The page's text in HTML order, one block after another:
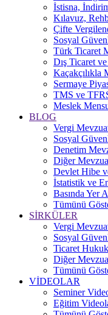
İstisna,
Kılavuz,
Çifte
Sosyal
Türk Ticaret
Dış Ticaret
Kaçakçılıkla
Sermaye
TMS ve
Meslek
BLOG
Vergi
Sosyal
Denetim
Diğer
Devlet Hibe
İstatistik ve
Basında Yer
Tümünü
SİRKÜLER
Vergi
Sosyal
Ticaret
Diğer
Tümünü
VİDEOLAR
Seminer
Eğitim